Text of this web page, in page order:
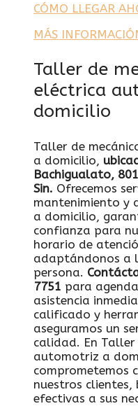
CÓMO LLEGAR
MÁS
Taller de
eléctrica
domicilio
Taller de
a domicilio,
Bachigualato,
Sin. Ofrecemos
mantenimiento y
a domicilio,
confianza para
horario de
adaptándonos a
persona.
7751 para
asistencia
calificado y
aseguramos un
calidad. En Taller
automotriz a
comprometemos
nuestros clientes,
efectivas a sus